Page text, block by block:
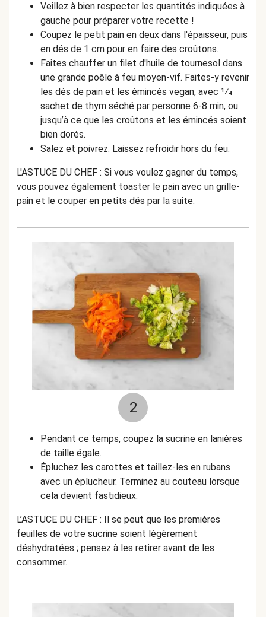
Veillez à bien respecter les quantités indiquées à
gauche pour préparer votre recette !
Coupez le petit pain en deux dans l'épaisseur, puis
en dés de 1 cm pour en faire des croûtons.
Faites chauffer un filet d'huile de tournesol dans
une grande poêle à feu moyen-vif. Faites-y revenir
les dés de pain et les émincés vegan, avec 1⁄4
sachet de thym séché par personne 6-8 min, ou
jusqu’à ce que les croûtons et les émincés soient
bien dorés.
Salez et poivrez. Laissez refroidir hors du feu.
L'ASTUCE DU CHEF : Si vous voulez gagner du temps,
vous pouvez également toaster le pain avec un grille-
pain et le couper en petits dés par la suite.
2
Pendant ce temps, coupez la sucrine en lanières
de taille égale.
Épluchez les carottes et taillez-les en rubans
avec un éplucheur. Terminez au couteau lorsque
cela devient fastidieux.
L’ASTUCE DU CHEF : Il se peut que les premières
feuilles de votre sucrine soient légèrement
déshydratées ; pensez à les retirer avant de les
consommer.